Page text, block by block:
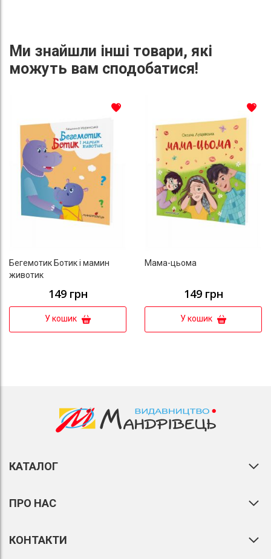
Ми знайшли інші товари, які
можуть вам сподобатися!
Бегемотик Ботик і мамин
животик
149 грн
У кошик
До списку бажань
Мама-цьома
149 грн
У кошик
КАТАЛОГ
ПРО НАС
КОНТАКТИ